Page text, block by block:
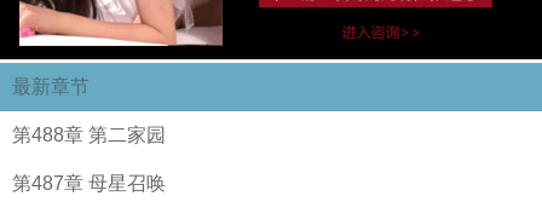
最新章节
第488章 第二家园
第487章 母星召唤